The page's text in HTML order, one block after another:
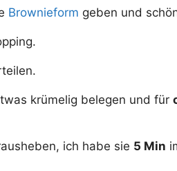
Brownieform geben und
krümelig belegen und für
ich habe sie 5 Min